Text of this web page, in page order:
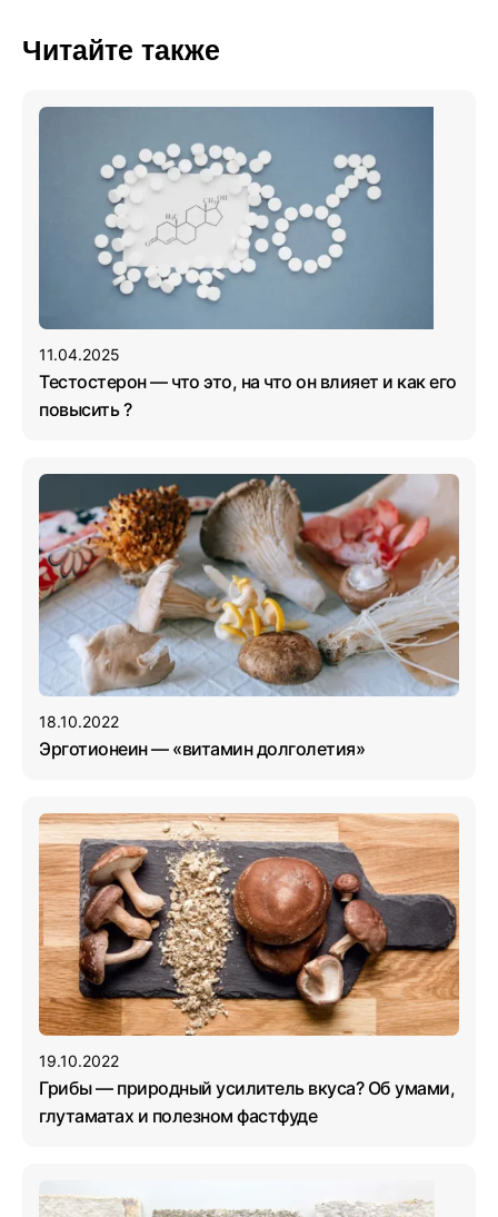
Читайте также
11.04.2025
Тестостерон — что это, на что он влияет и как его
повысить ?
18.10.2022
Эрготионеин — «витамин долголетия»
19.10.2022
Грибы — природный усилитель вкуса? Об умами,
глутаматах и полезном фастфуде